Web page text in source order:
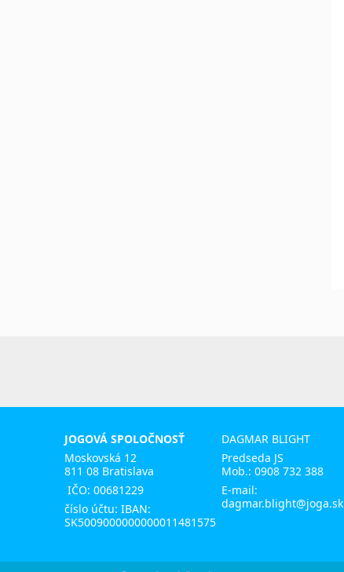
JOGOVÁ SPOLOČNOSŤ
Moskovská 12
811 08 Bratislava
IČO: 00681229
číslo účtu: IBAN:
SK5009000000000011481575
DAGMAR BLIGHT
Predseda JS
Mob.: 0908 732 388
E-mail:
dagmar.blight@joga.sk